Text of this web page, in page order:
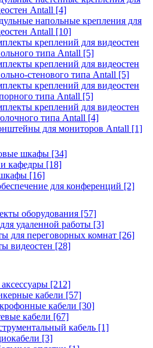
Antall [4]
напольные крепления для
Antall [10]
креплений для видеостен
типа Antall [5]
креплений для видеостен
стенового типа Antall [5]
креплений для видеостен
типа Antall [5]
креплений для видеостен
типа Antall [4]
для мониторов Antall [1]
шкафы [34]
кафедры [18]
[16]
для конференций [2]
оборудования [57]
удаленной работы [3]
для переговорных комнат [26]
видеостен [28]
[212]
кабели [57]
кабели [30]
кабели [67]
кабель [1]
[3]